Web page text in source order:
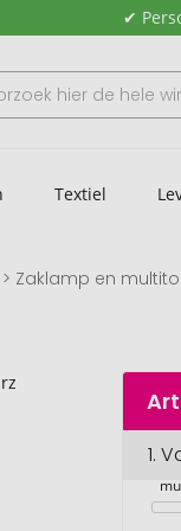
✔
Textiel
Zaklamp en
1.